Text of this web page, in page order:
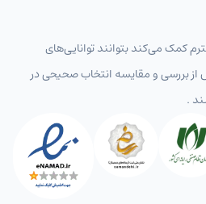
کمک می‌کند بتوانند توانایی‌های
از بررسی و مقایسه انتخاب‌ صحیحی در
.